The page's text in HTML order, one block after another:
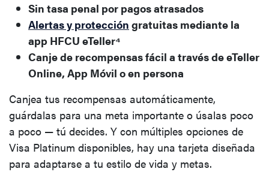
Sin tasa penal por pagos atrasados
Alertas y protección gratuitas mediante la
app HFCU eTeller⁴
Canje de recompensas fácil a través de eTeller
Online, App Móvil o en persona
Canjea tus recompensas automáticamente,
guárdalas para una meta importante o úsalas poco
a poco — tú decides. Y con múltiples opciones de
Visa Platinum disponibles, hay una tarjeta diseñada
para adaptarse a tu estilo de vida y metas.